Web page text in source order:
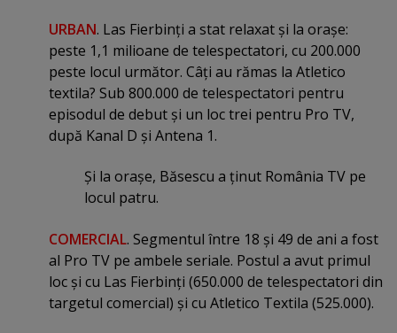
URBAN. Las Fierbinţi a stat relaxat şi la oraşe:
peste 1,1 milioane de telespectatori, cu 200.000
peste locul următor. Câţi au rămas la Atletico
textila? Sub 800.000 de telespectatori pentru
episodul de debut şi un loc trei pentru Pro TV,
după Kanal D şi Antena 1.
Şi la oraşe, Băsescu a ţinut România TV pe
locul patru.
COMERCIAL. Segmentul între 18 şi 49 de ani a fost
al Pro TV pe ambele seriale. Postul a avut primul
loc şi cu Las Fierbinţi (650.000 de telespectatori din
targetul comercial) şi cu Atletico Textila (525.000).